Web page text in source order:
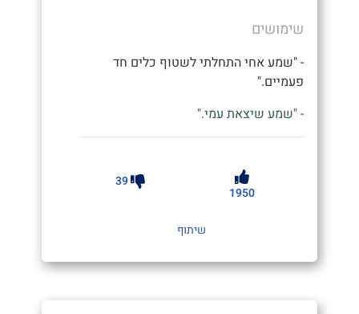
שימושים
- "שמע אחי התחלתי לשטוף כלים חד
פעמיים."
- "שמע שיצאת עמי."
1950
39
שיתוף